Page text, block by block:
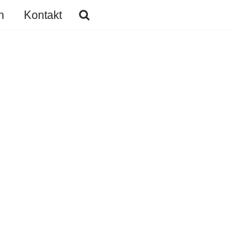
Kontakt